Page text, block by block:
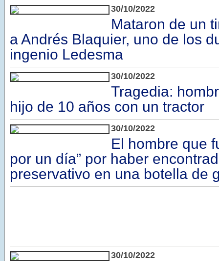
30/10/2022
Mataron de un
a Andrés Blaquier, uno de los
ingenio Ledesma
30/10/2022
Tragedia:
hijo de 10 años con un tractor
30/10/2022
El hombre que
por un día” por haber
preservativo en una botella de
30/10/2022